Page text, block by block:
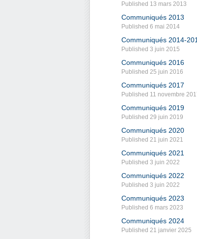
Published 13 mars 2013
Communiqués 2013
Published 6 mai 2014
Communiqués 2014-
Published 3 juin 2015
Communiqués 2016
Published 25 juin 2016
Communiqués 2017
Published 11 novembre
Communiqués 2019
Published 29 juin 2019
Communiqués 2020
Published 21 juin 2021
Communiqués 2021
Published 3 juin 2022
Communiqués 2022
Published 3 juin 2022
Communiqués 2023
Published 6 mars 2023
Communiqués 2024
Published 21 janvier 2025